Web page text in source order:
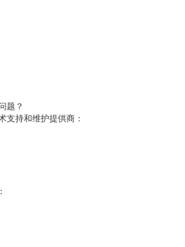
题？
支持和维护提供商：